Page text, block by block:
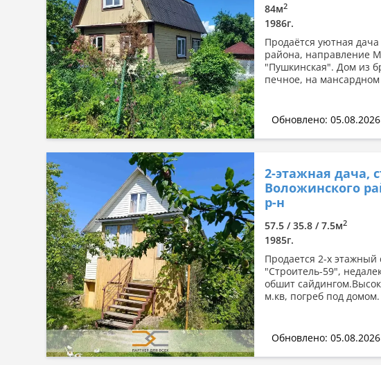
84м2
1986г.
Продаётся уютная
района, направление
"Пушкинская". Дом из
печное, на мансардном
Обновлено: 05.08.2026
2-этажная дача,
Воложинского
р-н
57.5 / 35.8 / 7.5м2
1985г.
Продается 2-х
"Строитель-59",
обшит
м.кв, погреб под
Обновлено: 05.08.2026